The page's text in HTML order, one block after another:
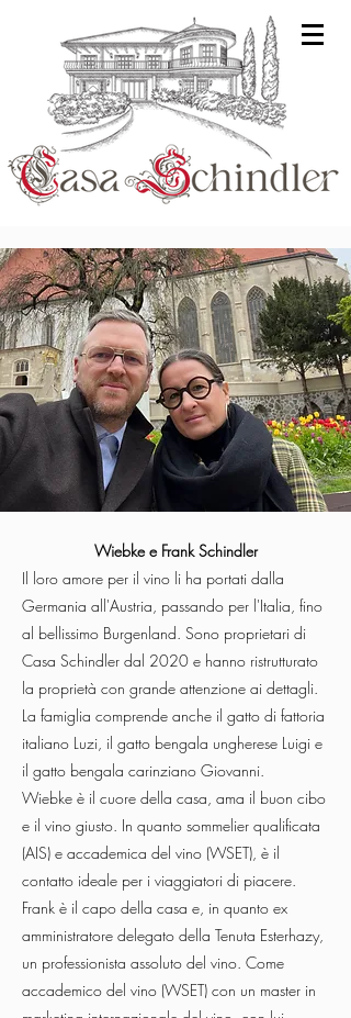
Wiebke e Frank Schindler
Il loro amore per il vino li ha portati dalla
Germania all'Austria, passando per l'Italia, fino
al bellissimo Burgenland. Sono proprietari di
Casa Schindler dal 2020 e hanno ristrutturato
la proprietà con grande attenzione ai dettagli.
La famiglia comprende anche il gatto di fattoria
italiano Luzi, il gatto bengala ungherese Luigi e
il gatto bengala carinziano Giovanni.
Wiebke è il cuore della casa, ama il buon cibo
e il vino giusto. In quanto sommelier qualificata
(AIS) e accademica del vino (WSET), è il
contatto ideale per i viaggiatori di piacere.
Frank è il capo della casa e, in quanto ex
amministratore delegato della Tenuta Esterhazy,
un professionista assoluto del vino. Come
accademico del vino (WSET) con un master in